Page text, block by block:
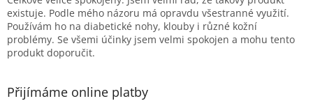
existuje. Podle mého názoru má opravdu všestranné využití.
Používám ho na diabetické nohy, klouby i různé kožní
problémy. Se všemi účinky jsem velmi spokojen a mohu tento
produkt doporučit.
Přijímáme online platby